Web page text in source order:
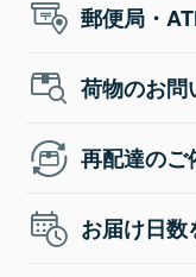
郵便局・
荷物のお問
再配達のご
お届け日数